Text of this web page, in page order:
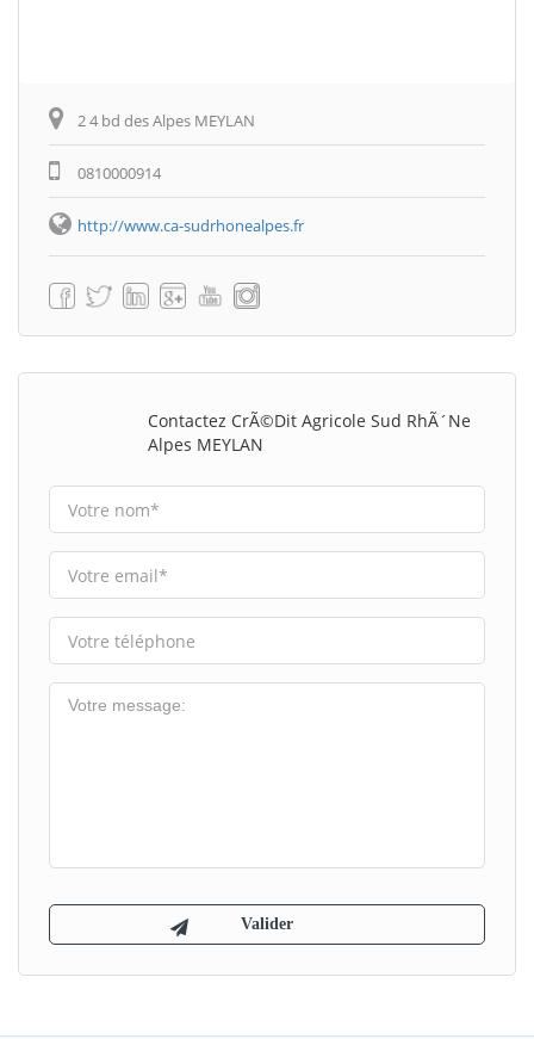
2 4 bd des Alpes MEYLAN
0810000914
http://www.ca-sudrhonealpes.fr
Contactez CrÃ©dit Agricole Sud RhÃ´ne
Alpes MEYLAN